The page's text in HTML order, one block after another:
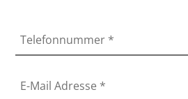
Telefonnummer *
E-Mail Adresse *